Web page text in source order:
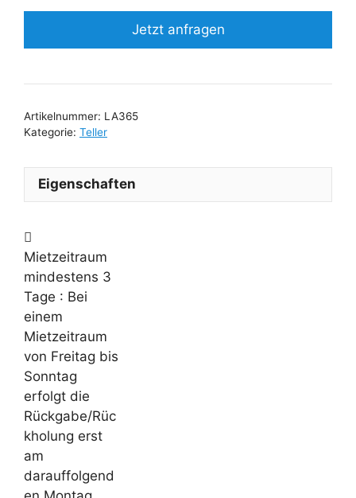
Jetzt anfragen
Artikelnummer: LA365
Kategorie: Teller
Eigenschaften
Mietzeitraum
mindestens 3
Tage : Bei
einem
Mietzeitraum
von Freitag bis
Sonntag
erfolgt die
Rückgabe/Rüc
kholung erst
am
darauffolgend